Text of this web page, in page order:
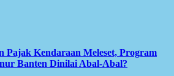
Pajak Kendaraan Meleset, Program
Banten Dinilai Abal-Abal?